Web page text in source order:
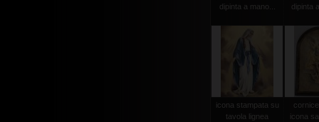
dipinta a mano...
dipinta
icona stampata su
tavola lignea
icona